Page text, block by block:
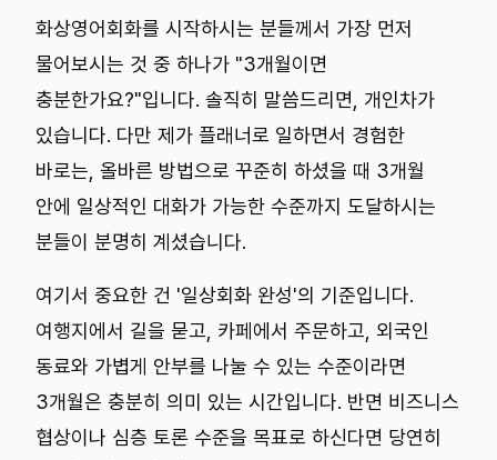
화상영어회화를 시작하시는 분들께서 가장 먼저
물어보시는 것 중 하나가 "3개월이면
충분한가요?"입니다. 솔직히 말씀드리면, 개인차가
있습니다. 다만 제가 플래너로 일하면서 경험한
바로는, 올바른 방법으로 꾸준히 하셨을 때 3개월
안에 일상적인 대화가 가능한 수준까지 도달하시는
분들이 분명히 계셨습니다.
여기서 중요한 건 '일상회화 완성'의 기준입니다.
여행지에서 길을 묻고, 카페에서 주문하고, 외국인
동료와 가볍게 안부를 나눌 수 있는 수준이라면
3개월은 충분히 의미 있는 시간입니다. 반면 비즈니스
협상이나 심층 토론 수준을 목표로 하신다면 당연히